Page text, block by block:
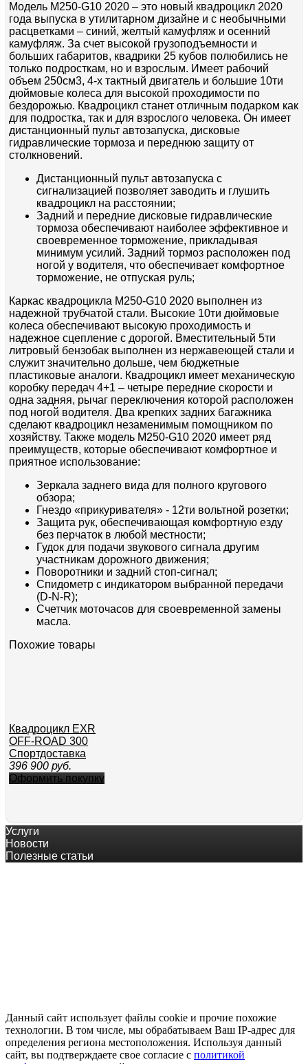
Модель M250-G10 2020 – это новый квадроцикл 2020
года выпуска в утилитарном дизайне и с необычными
расцветками – синий, желтый камуфляж и осенний
камуфляж. За счет высокой грузоподъемности и
больших габаритов, квадрики 25 кубов полюбились не
только подросткам, но и взрослым. Имеет рабочий
объем 250см3, 4-х тактный двигатель и большие 10ти
дюймовые колеса для высокой проходимости по
бездорожью. Квадроцикл станет отличным подарком как
для подростка, так и для взрослого человека. Он имеет
дистанционный пульт автозапуска, дисковые
гидравлические тормоза и переднюю защиту от
столкновений.
Дистанционный пульт автозапуска с
сигнализацией позволяет заводить и глушить
квадроцикл на расстоянии;
Задний и передние дисковые гидравлические
тормоза обеспечивают наиболее эффективное и
своевременное торможение, прикладывая
минимум усилий. Задний тормоз расположен под
ногой у водителя, что обеспечивает комфортное
торможение, не отпуская руль;
Каркас квадроцикла M250-G10 2020 выполнен из
надежной трубчатой стали. Высокие 10ти дюймовые
колеса обеспечивают высокую проходимость и
надежное сцепление с дорогой. Вместительный 5ти
литровый бензобак выполнен из нержавеющей стали и
служит значительно дольше, чем бюджетные
пластиковые аналоги. Квадроцикл имеет механическую
коробку передач 4+1 – четыре передние скорости и
одна задняя, рычаг переключения которой расположен
под ногой водителя. Два крепких задних багажника
сделают квадроцикл незаменимым помощником по
хозяйству. Также модель M250-G10 2020 имеет ряд
преимуществ, которые обеспечивают комфортное и
приятное использование:
Зеркала заднего вида для полного кругового
обзора;
Гнездо «прикуривателя» - 12ти вольтной розетки;
Защита рук, обеспечивающая комфортную езду
без перчаток в любой местности;
Гудок для подачи звукового сигнала другим
участникам дорожного движения;
Поворотники и задний стоп-сигнал;
Спидометр с индикатором выбранной передачи
(D-N-R);
Cчетчик моточасов для своевременной замены
масла.
Похожие товары
Квадроцикл EXR
OFF-ROAD 300
Спортдоставка
396 900 руб.
Оформить покупку
Услуги
Новости
Полезные статьи
Данный сайт использует файлы cookie и прочие похожие
технологии. В том числе, мы обрабатываем Ваш IP-адрес для
определения региона местоположения. Используя данный
сайт, вы подтверждаете свое согласие с политикой